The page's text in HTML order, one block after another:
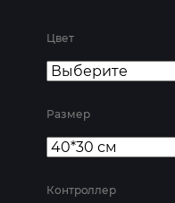
Цвет
Размер
Контроллер